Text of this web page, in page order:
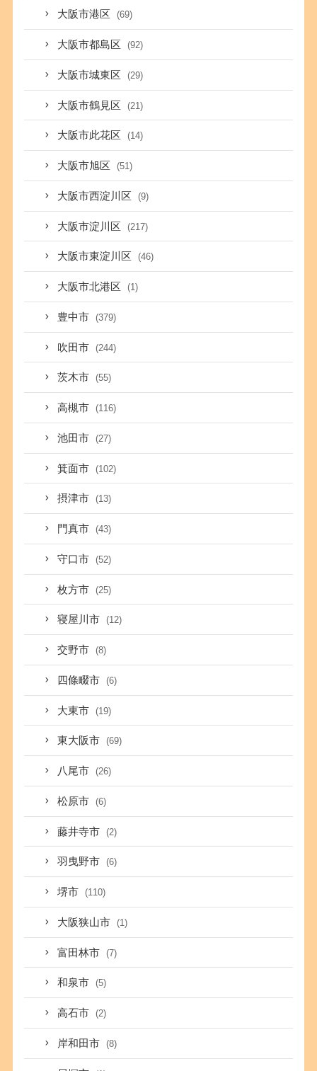
大阪市港区 (69)
大阪市都島区 (92)
大阪市城東区 (29)
大阪市鶴見区 (21)
大阪市此花区 (14)
大阪市旭区 (51)
大阪市西淀川区 (9)
大阪市淀川区 (217)
大阪市東淀川区 (46)
大阪市北港区 (1)
豊中市 (379)
吹田市 (244)
茨木市 (55)
高槻市 (116)
池田市 (27)
箕面市 (102)
摂津市 (13)
門真市 (43)
守口市 (52)
枚方市 (25)
寝屋川市 (12)
交野市 (8)
四條畷市 (6)
大東市 (19)
東大阪市 (69)
八尾市 (26)
松原市 (6)
藤井寺市 (2)
羽曳野市 (6)
堺市 (110)
大阪狭山市 (1)
富田林市 (7)
和泉市 (5)
高石市 (2)
岸和田市 (8)